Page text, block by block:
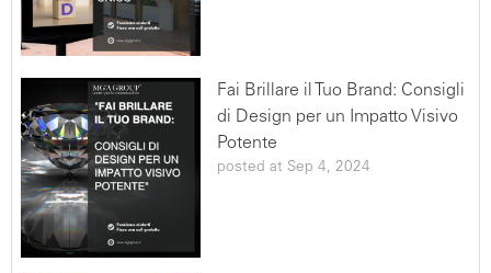
dell'Utente tramite funzionalità statistiche. Questi Dati
Personali potrebbero inoltre venire incrociati con
(come i profili sui social network) ed usati per costruire
profili privati che il Titolare può visualizzare ed utilizzare
per migliorare questa Applicazione.Alcuni di questi
servizi potrebbero inoltre permettere l'invio
programmato di messaggi all'Utente, come email
basate su azioni specifiche compiute su questa
Applicazione. Per maggiori informazioni si rimanda alla
Fai Brillare il Tuo Brand: Consigli
di Design per un Impatto Visivo
Potente
posted at Sep 4, 2024